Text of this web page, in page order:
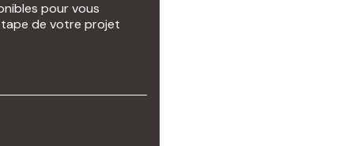
pour vous
de votre projet